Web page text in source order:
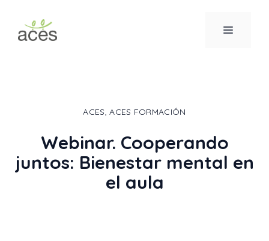
contenido
MENÚ
ACES,ACES FORMACIÓN
Webinar. Cooperando
juntos: Bienestar mental en
el aula